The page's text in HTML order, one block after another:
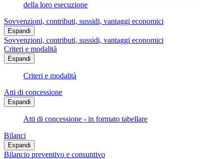
della loro esecuzione
Sovvenzioni, contributi, sussidi, vantaggi economici
Espandi
Sovvenzioni, contributi, sussidi, vantaggi economici
Criteri e modalità
Espandi
Criteri e modalità
Atti di concessione
Espandi
Atti di concessione - in formato tabellare
Bilanci
Espandi
Bilancio preventivo e consuntivo